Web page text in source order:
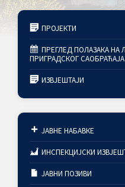
ПРОЈЕКТИ
ПРЕГЛЕД ПОЛАЗАКА НА
ПРИГРАДСКОГ САОБРАЋАЈА
ИЗВЈЕШТАЈИ
ЈАВНЕ НАБАВКЕ
ИНСПЕКЦИЈСКИ
ЈАВНИ ПОЗИВИ